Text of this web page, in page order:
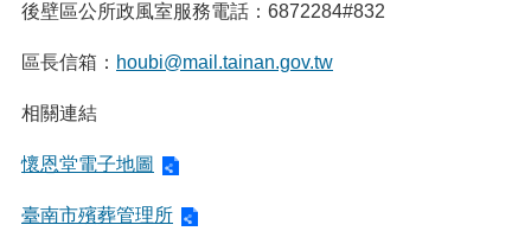
後壁區公所政風室服務電話：6872284#832
區長信箱： houbi@mail.tainan.gov.tw
相關連結
懷恩堂電子地圖
臺南市殯葬管理所